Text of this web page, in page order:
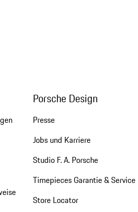
Porsche Design
Presse
Jobs und Karriere
Studio F. A. Porsche
Timepieces Garantie & Service
Store Locator